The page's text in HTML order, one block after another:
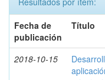
Fecha de
publicación
Título
2018-10-15